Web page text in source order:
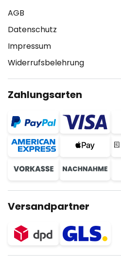
AGB
Datenschutz
Impressum
Widerrufsbelehrung
Zahlungsarten
Versandpartner